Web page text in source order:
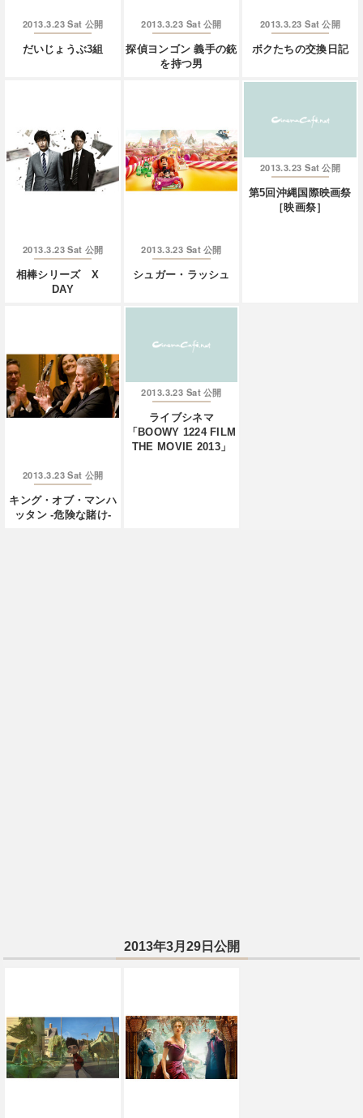
2013.3.23 Sat 公開
だいじょうぶ3組
2013.3.23 Sat 公開
探偵ヨンゴン 義手の銃
を持つ男
2013.3.23 Sat 公開
ボクたちの交換日記
2013.3.23 Sat 公開
相棒シリーズ X
DAY
2013.3.23 Sat 公開
シュガー・ラッシュ
2013.3.23 Sat 公開
第5回沖縄国際映画祭
［映画祭］
2013.3.23 Sat 公開
キング・オブ・マンハ
ッタン -危険な賭け-
2013.3.23 Sat 公開
ライブシネマ
「BOOWY 1224 FILM
THE MOVIE 2013」
2013年3月29日公開